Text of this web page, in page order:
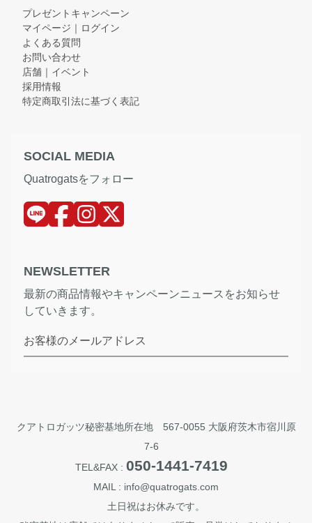
プレゼントキャンペーン
マイページ｜ログイン
よくある質問
お問い合わせ
店舗｜イベント
採用情報
特定商取引法に基づく表記
SOCIAL MEDIA
Quatrogatsをフォロー
NEWSLETTER
最新の商品情報やキャンペーンニュースをお知らせ
していきます。
お客様のメールアドレス
クアトロガッツ秘密基地所在地 567-0055 大阪府茨木市宿川原
7-6
TEL&FAX : 050-1441-7419
MAIL : info@quatrogats.com
土日祝はお休みです。